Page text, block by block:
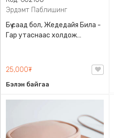
Эрдэмт Паблишинг
Бүү саад бол, Жедедайя Била -
Гар утаснаас холдож
9789919235192
25,000₮
Бэлэн байгаа